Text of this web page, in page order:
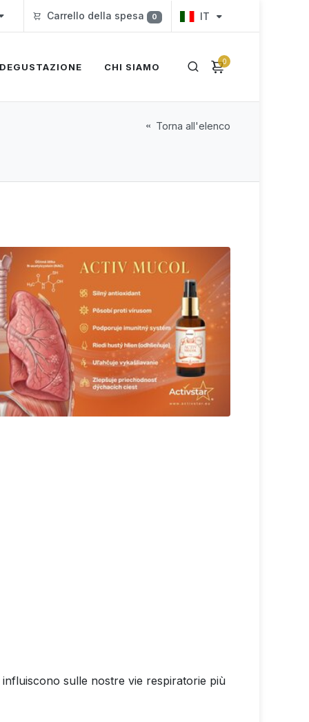
Carrello della spesa 0 IT
0
DEGUSTAZIONE CHI SIAMO
Torna all'elenco
sulle nostre vie respiratorie più